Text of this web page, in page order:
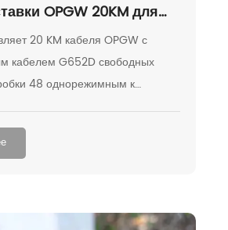
OPGW 20KM для
линии 115Kv в
20 KM кабеля OPGW с
кабелем G652D свободных
48 однорежимным к